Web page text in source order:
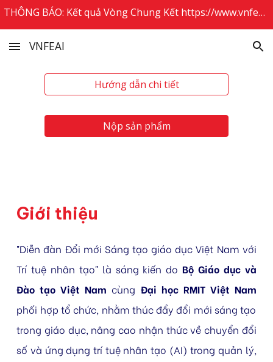
THÔNG BÁO: Kết quả Vòng Chung Kết https://www.vnfeai.info/ketqua2025
VNFEAI
Hướng dẫn chi tiết
Nộp sản phẩm
Giới thiệu
"Diễn đàn Đổi mới Sáng tạo giáo dục Việt Nam với
Trí tuệ nhân tạo" là sáng kiến do Bộ Giáo dục và
Đào tạo Việt Nam cùng Đại học RMIT Việt Nam
phối hợp tổ chức, nhằm thúc đẩy đổi mới sáng tạo
trong giáo dục, nâng cao nhận thức về chuyển đổi
số và ứng dụng trí tuệ nhân tạo (AI) trong quản lý,